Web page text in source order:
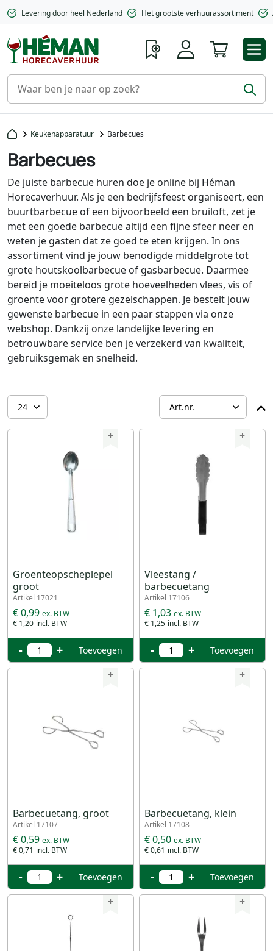
Levering door heel Nederland Het grootste verhuurassortiment
Keukenapparatuur Barbecues
Barbecues
De juiste barbecue huren doe je online bij Héman
Horecaverhuur. Als je een bedrijfsfeest organiseert, een
buurtbarbecue of een bijvoorbeeld een bruiloft, zet je
met een goede barbecue altijd een fijne sfeer neer en
weten je gasten dat ze goed te eten krijgen. In ons
assortiment vind je jouw benodigde middelgrote tot
grote houtskoolbarbecue of gasbarbecue. Daarmee
bereid je moeiteloos grote hoeveelheden vlees, vis of
groente voor grotere gezelschappen. Je bestelt jouw
gewenste barbecue in een paar stappen via onze
webshop. Dankzij onze landelijke levering en
betrouwbare service ben je verzekerd van kwaliteit,
gebruiksgemak en snelheid.
+
Groenteopscheplepel
groot
Artikel 17021
€ 1,20
€ 0,99
- + Toevoegen
+
Vleestang /
barbecuetang
Artikel 17106
€ 1,25
€ 1,03
- + Toevoegen
+
Barbecuetang, groot
Artikel 17107
€ 0,71
€ 0,59
- + Toevoegen
+
Barbecuetang, klein
Artikel 17108
€ 0,61
€ 0,50
- + Toevoegen
+ +